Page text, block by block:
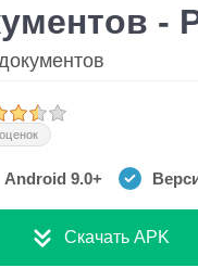
-
Android 9.0+
Скачать APK